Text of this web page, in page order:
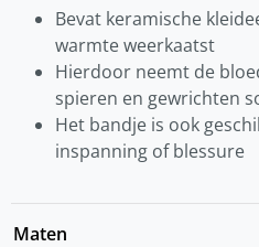
Bevat keramische
warmte weerkaatst
Hierdoor neemt de
spieren en gewrichten
Het bandje is ook
inspanning of blessure
Maten